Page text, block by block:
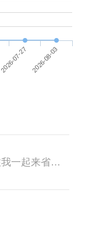
2026-07-27 2026-08-03
每天分享优惠信息！关注我一起来省钱吧！